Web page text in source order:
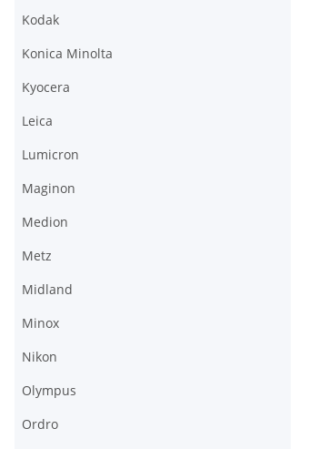
Kodak
Konica Minolta
Kyocera
Leica
Lumicron
Maginon
Medion
Metz
Midland
Minox
Nikon
Olympus
Ordro